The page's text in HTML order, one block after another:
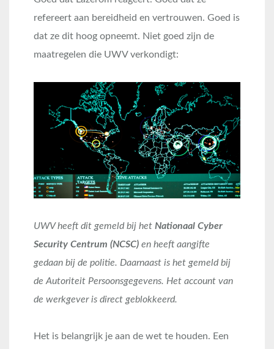
refereert aan bereidheid en vertrouwen. Goed is
dat ze dit hoog opneemt. Niet goed zijn de
maatregelen die UWV verkondigt:
UWV heeft dit gemeld bij het Nationaal Cyber
Security Centrum (NCSC) en heeft aangifte
gedaan bij de politie. Daarnaast is het gemeld bij
de Autoriteit Persoonsgegevens. Het account van
de werkgever is direct geblokkeerd.
Het is belangrijk je aan de wet te houden. Een